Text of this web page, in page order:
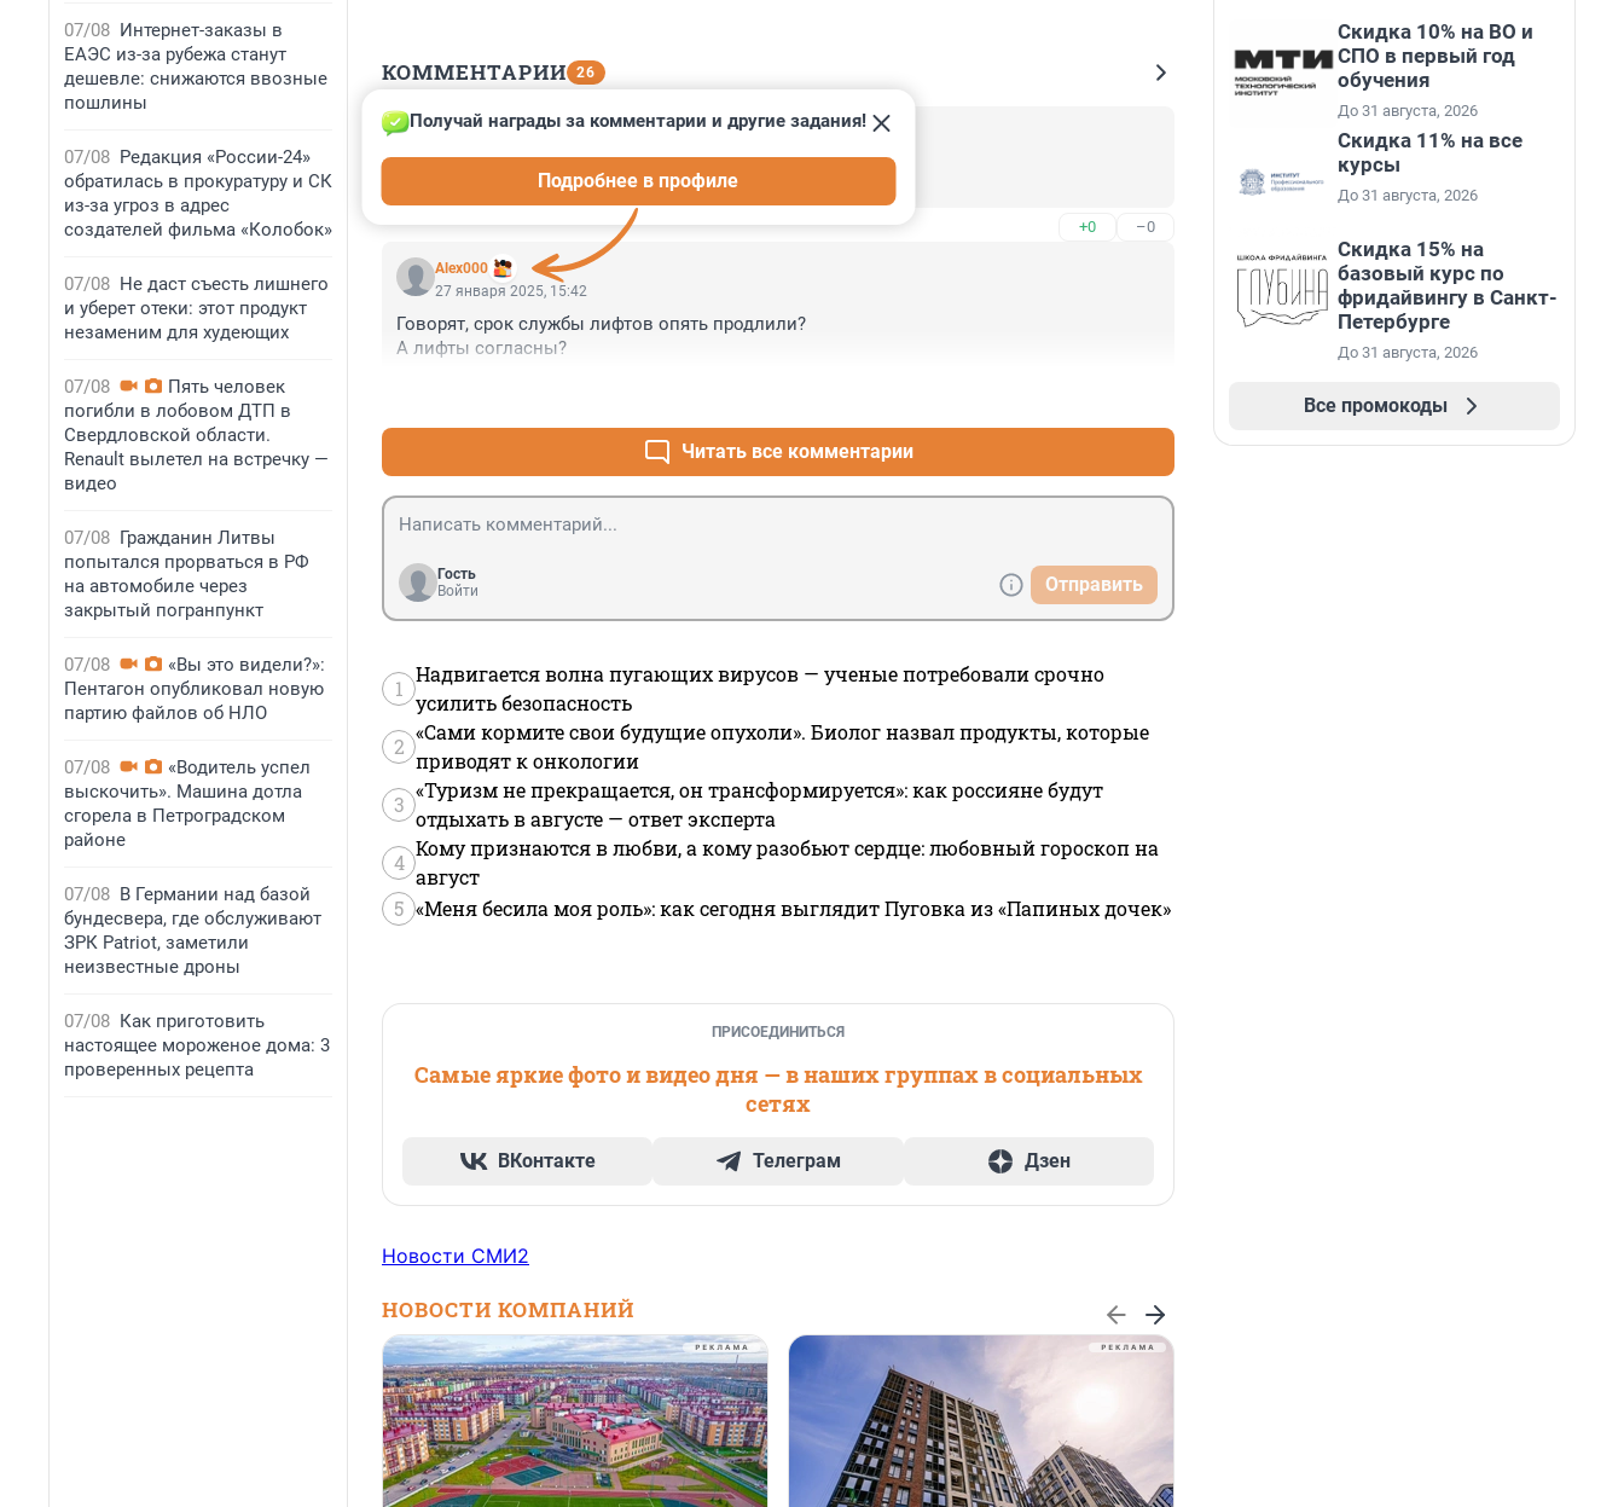
07/08 Интернет-заказы в
ЕАЭС из-за рубежа станут
дешевле: снижаются ввозные
пошлины
07/08 Редакция «России-24»
обратилась в прокуратуру и СК
из-за угроз в адрес
создателей фильма «Колобок»
07/08 Не даст съесть лишнего
и уберет отеки: этот продукт
незаменим для худеющих
07/08
Пять человек
погибли в лобовом ДТП в
Свердловской области.
Renault вылетел на встречку —
видео
07/08 Гражданин Литвы
попытался прорваться в РФ
на автомобиле через
закрытый погранпункт
07/08
«Вы это видели?»:
Пентагон опубликовал новую
партию файлов об НЛО
07/08
«Водитель успел
выскочить». Машина дотла
сгорела в Петроградском
районе
07/08 В Германии над базой
бундесвера, где обслуживают
ЗРК Patriot, заметили
неизвестные дроны
07/08 Как приготовить
настоящее мороженое дома: 3
проверенных рецепта
КОММЕНТАРИИ 26
Гость
Да, в этом зоопарке еще и не то происходит.
+0 –0
Alex000
Получай награды за комментарии и другие задания!
Подробнее в профиле
27 января 2025, 15:42
Говорят, срок службы лифтов опять продлили?
А лифты согласны?
Читать все комментарии
Гость
Войти
Отправить
1
Надвигается волна пугающих вирусов — ученые потребовали срочно
усилить безопасность
2
«Сами кормите свои будущие опухоли». Биолог назвал продукты, которые
приводят к онкологии
3
«Туризм не прекращается, он трансформируется»: как россияне будут
отдыхать в августе — ответ эксперта
4
Кому признаются в любви, а кому разобьют сердце: любовный гороскоп на
август
5 «Меня бесила моя роль»: как сегодня выглядит Пуговка из «Папиных дочек»
ПРИСОЕДИНИТЬСЯ
Самые яркие фото и видео дня — в наших группах в социальных
сетях
ВКонтакте Телеграм Дзен
Новости СМИ2
НОВОСТИ КОМПАНИЙ
Скидка 10% на ВО и
СПО в первый год
обучения
До 31 августа, 2026
Скидка 11% на все
курсы
До 31 августа, 2026
Скидка 15% на
базовый курс по
фридайвингу в Санкт-
Петербурге
До 31 августа, 2026
Все промокоды